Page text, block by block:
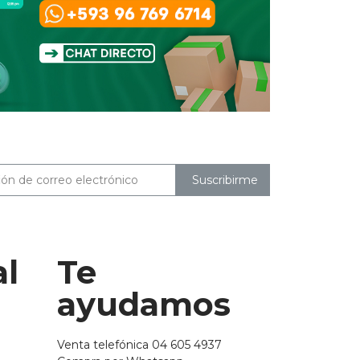
Suscribirme
Te
ayudamos
Venta telefónica 04 605 4937